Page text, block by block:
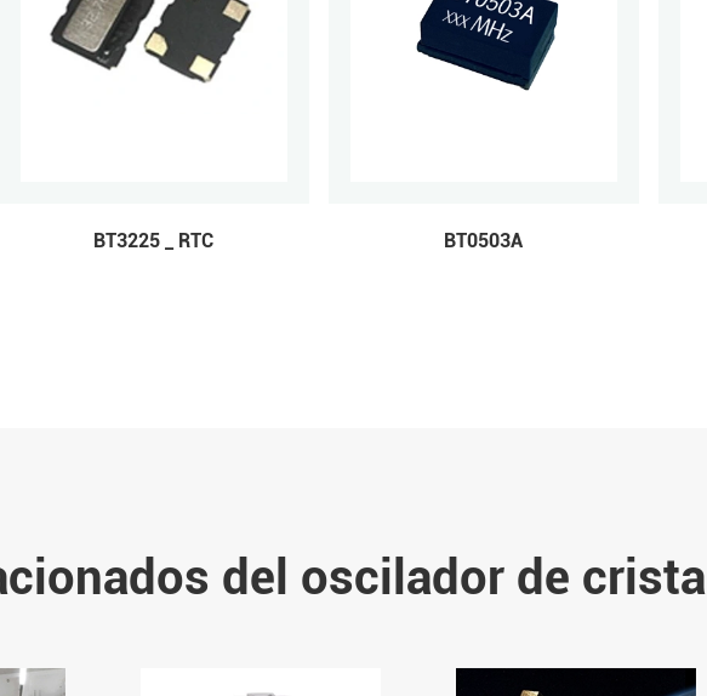
BT3225 _ RTC BT0503A
del oscilador de cristal